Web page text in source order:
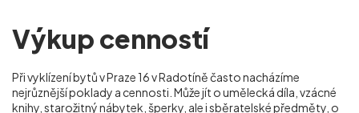
Výkup cenností
Při vyklízení bytů v Praze 16 v Radotíně často nacházíme
nejrůznější poklady a cennosti. Může jít o umělecká díla, vzácné
knihy, starožitný nábytek, šperky, ale i sběratelské předměty, o